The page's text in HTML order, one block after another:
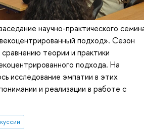
научно-практического
подход». Сезон
теории и практики
подхода. На
исследование эмпатии в этих
и реализации в работе с